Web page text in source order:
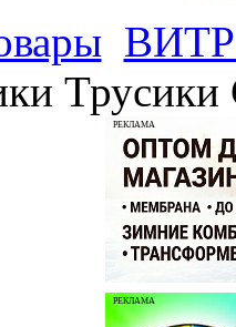
РЕКЛАМА
РЕКЛАМА